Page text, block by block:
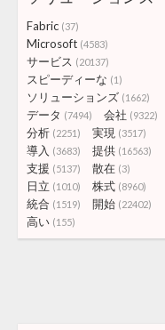
Fabric (37)
Microsoft (4583)
サービス (20137)
スピーディーな (1)
ソリューションズ (1662)
データ (7494) 会社 (9322)
分析 (2251) 実現 (3517)
導入 (3683) 提供 (16563)
支援 (5137) 散在 (3)
日立 (1010) 株式 (8960)
統合 (1519) 開始 (22402)
高い (155)